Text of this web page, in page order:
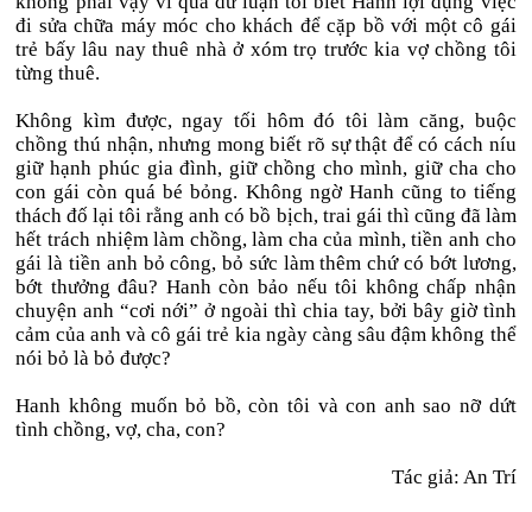
đi sửa chữa máy móc cho khách để cặp bồ với một cô gái
trẻ bấy lâu nay thuê nhà ở xóm trọ trước kia vợ chồng tôi
từng thuê.
Không kìm được, ngay tối hôm đó tôi làm căng, buộc
chồng thú nhận, nhưng mong biết rõ sự thật để có cách níu
giữ hạnh phúc gia đình, giữ chồng cho mình, giữ cha cho
con gái còn quá bé bỏng. Không ngờ Hanh cũng to tiếng
thách đố lại tôi rằng anh có bồ bịch, trai gái thì cũng đã làm
hết trách nhiệm làm chồng, làm cha của mình, tiền anh cho
gái là tiền anh bỏ công, bỏ sức làm thêm chứ có bớt lương,
bớt thưởng đâu? Hanh còn bảo nếu tôi không chấp nhận
chuyện anh “cơi nới” ở ngoài thì chia tay, bởi bây giờ tình
cảm của anh và cô gái trẻ kia ngày càng sâu đậm không thể
nói bỏ là bỏ được?
Hanh không muốn bỏ bồ, còn tôi và con anh sao nỡ dứt
tình chồng, vợ, cha, con?
Tác giả: An Trí